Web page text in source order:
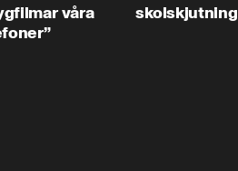
våra
skolskjutning